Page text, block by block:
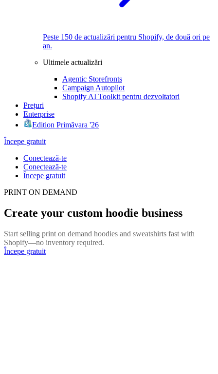
Peste 150 de actualizări pentru Shopify, de două ori pe
an.
Ultimele actualizări
Agentic Storefronts
Campaign Autopilot
Shopify AI Toolkit pentru dezvoltatori
Prețuri
Enterprise
Edition Primăvara '26
Începe gratuit
Conectează-te
Conectează-te
Începe gratuit
PRINT ON DEMAND
Create your custom hoodie business
Start selling print on demand hoodies and sweatshirts fast with
Shopify—no inventory required.
Începe gratuit